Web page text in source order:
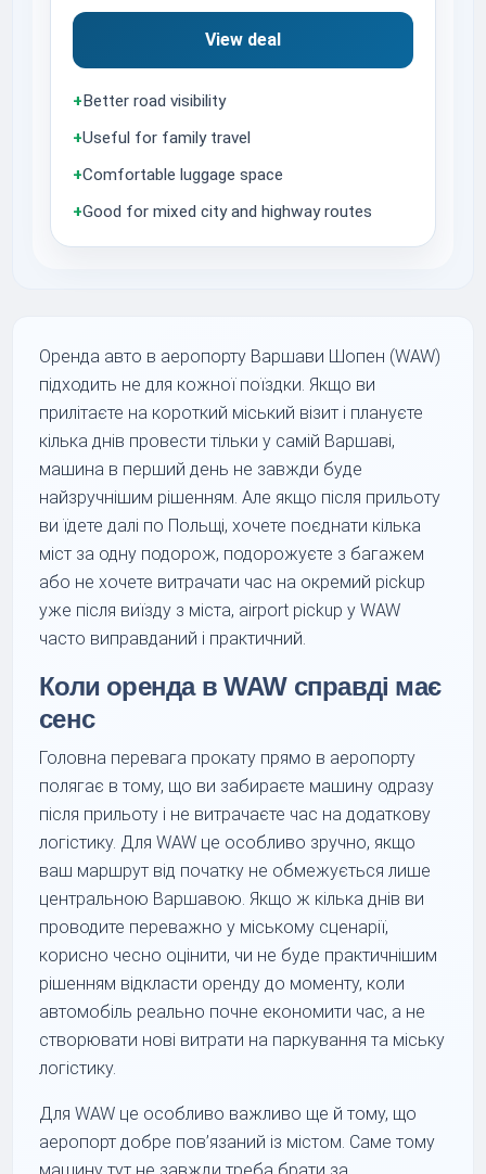
View deal
+Better road visibility
+Useful for family travel
+Comfortable luggage space
+Good for mixed city and highway routes
Оренда авто в аеропорту Варшави Шопен (WAW)
підходить не для кожної поїздки. Якщо ви
прилітаєте на короткий міський візит і плануєте
кілька днів провести тільки у самій Варшаві,
машина в перший день не завжди буде
найзручнішим рішенням. Але якщо після прильоту
ви їдете далі по Польщі, хочете поєднати кілька
міст за одну подорож, подорожуєте з багажем
або не хочете витрачати час на окремий pickup
уже після виїзду з міста, airport pickup у WAW
часто виправданий і практичний.
Коли оренда в WAW справді має
сенс
Головна перевага прокату прямо в аеропорту
полягає в тому, що ви забираєте машину одразу
після прильоту і не витрачаєте час на додаткову
логістику. Для WAW це особливо зручно, якщо
ваш маршрут від початку не обмежується лише
центральною Варшавою. Якщо ж кілька днів ви
проводите переважно у міському сценарії,
корисно чесно оцінити, чи не буде практичнішим
рішенням відкласти оренду до моменту, коли
автомобіль реально почне економити час, а не
створювати нові витрати на паркування та міську
логістику.
Для WAW це особливо важливо ще й тому, що
аеропорт добре пов’язаний із містом. Саме тому